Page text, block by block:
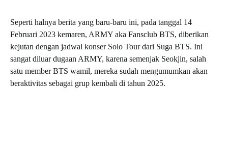
Seperti halnya berita yang baru-baru ini, pada tanggal 14
Februari 2023 kemaren, ARMY aka Fansclub BTS, diberikan
kejutan dengan jadwal konser Solo Tour dari Suga BTS. Ini
sangat diluar dugaan ARMY, karena semenjak Seokjin, salah
satu member BTS wamil, mereka sudah mengumumkan akan
beraktivitas sebagai grup kembali di tahun 2025.